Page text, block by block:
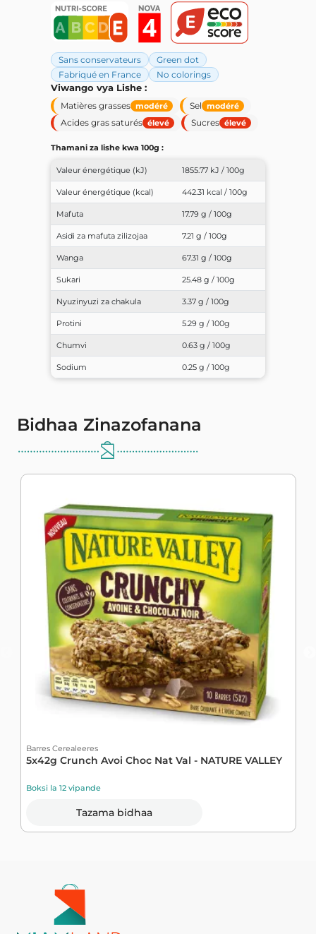
Sans conservateurs
Green dot
Fabriqué en France
No colorings
Viwango vya Lishe :
Matières grasses modéré Sel modéré
Acides gras saturés élevé Sucres élevé
Thamani za lishe kwa 100g :
Valeur énergétique (kJ) 1855.77 kJ / 100g
Valeur énergétique (kcal) 442.31 kcal / 100g
Mafuta 17.79 g / 100g
Asidi za mafuta zilizojaa 7.21 g / 100g
Wanga 67.31 g / 100g
Sukari 25.48 g / 100g
Nyuzinyuzi za chakula 3.37 g / 100g
Protini 5.29 g / 100g
Chumvi 0.63 g / 100g
Sodium 0.25 g / 100g
Bidhaa Zinazofanana
Barres Cerealeeres
5x42g Crunch Avoi Choc Nat Val - NATURE VALLEY
Boksi la 12 vipande
Tazama bidhaa